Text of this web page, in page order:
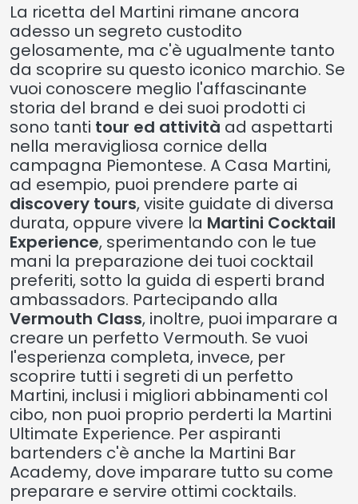
La ricetta del Martini rimane ancora
adesso un segreto custodito
gelosamente, ma c'è ugualmente tanto
da scoprire su questo iconico marchio. Se
vuoi conoscere meglio l'affascinante
storia del brand e dei suoi prodotti ci
sono tanti tour ed attività ad aspettarti
nella meravigliosa cornice della
campagna Piemontese. A Casa Martini,
ad esempio, puoi prendere parte ai
discovery tours,visite guidate di diversa
durata, oppure vivere la Martini Cocktail
Experience, sperimentando con le tue
mani la preparazione dei tuoi cocktail
preferiti, sotto la guida di esperti brand
ambassadors. Partecipando alla
Vermouth Class, inoltre, puoi imparare a
creare un perfetto Vermouth. Se vuoi
l'esperienza completa, invece, per
scoprire tutti i segreti di un perfetto
Martini, inclusi i migliori abbinamenti col
cibo, non puoi proprio perderti la Martini
Ultimate Experience. Per aspiranti
bartenders c'è anche la Martini Bar
Academy, dove imparare tutto su come
preparare e servire ottimi cocktails.